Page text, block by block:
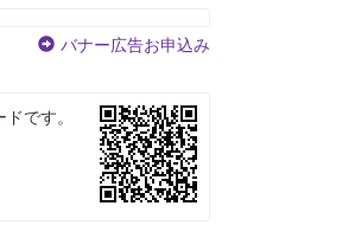
バナー広告お申込み
です。